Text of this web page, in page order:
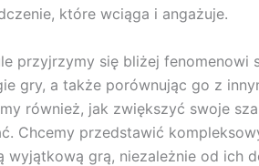
które wciąga i angażuje.
przyjrzymy się bliżej fenomenowi
gry, a także porównując go z
również, jak zwiększyć swoje
Chcemy przedstawić
wyjątkową grą, niezależnie od ich